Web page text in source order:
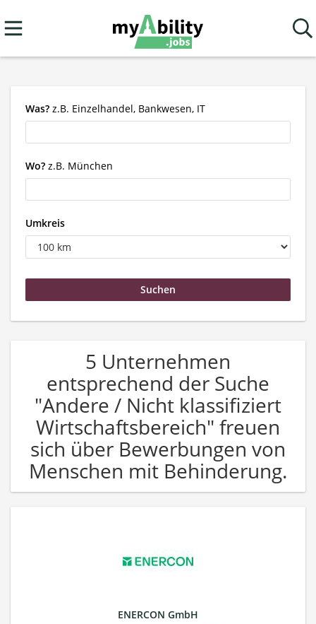
Was? z.B. Einzelhandel, Bankwesen, IT
Wo? z.B. München
Umkreis
5 Unternehmen
entsprechend der Suche
"Andere / Nicht klassifiziert
Wirtschaftsbereich" freuen
sich über Bewerbungen von
Menschen mit Behinderung.
ENERCON GmbH